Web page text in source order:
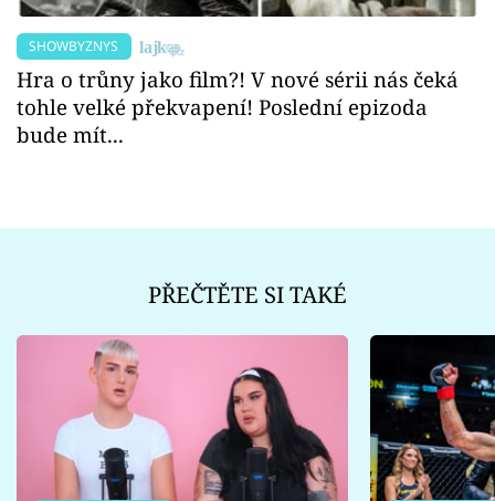
SHOWBYZNYS
Hra o trůny jako film?! V nové sérii nás čeká
tohle velké překvapení! Poslední epizoda
bude mít...
PŘEČTĚTE SI TAKÉ